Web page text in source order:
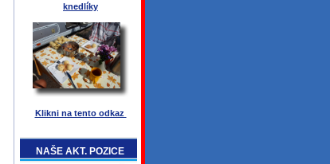
knedlíky
Klikni na tento odkaz
NAŠE AKT. POZICE